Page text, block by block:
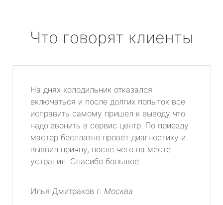
Что говорят клиенты
На днях холодильник отказался
включаться и после долгих попыток все
исправить самому пришел к выводу что
надо звонить в сервис центр. По приезду
мастер бесплатно провет диагностику и
выявил причну, после чего на месте
устранил. Спасибо большое.
Илья Дмитраков г. Москва